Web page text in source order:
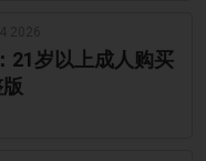
21岁以上成人购买